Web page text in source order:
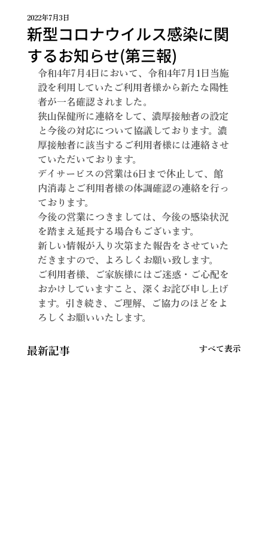
新型コロナウイルス感染に関
するお知らせ(第三報)
2022年7月3日
令和4年7月4日において、令和4年7月1日当施
設を利用していたご利用者様から新たな陽性
者が一名確認されました。
狭山保健所に連絡をして、濃厚接触者の設定
と今後の対応について協議しております。濃
厚接触者に該当するご利用者様には連絡させ
ていただいております。
デイサービスの営業は6日まで休止して、館
内消毒とご利用者様の体調確認の連絡を行っ
ております。
今後の営業につきましては、今後の感染状況
を踏まえ延長する場合もございます。
新しい情報が入り次第また報告をさせていた
だきますので、よろしくお願い致します。
ご利用者様、ご家族様にはご迷惑・ご心配を
おかけしていますこと、深くお詫び申し上げ
ます。引き続き、ご理解、ご協力のほどをよ
ろしくお願いいたします。
最新記事 すべて表示